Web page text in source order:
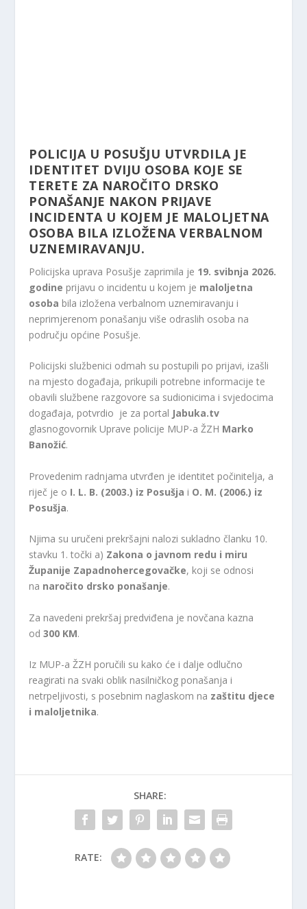
POLICIJA U POSUŠJU UTVRDILA JE
IDENTITET DVIJU OSOBA KOJE SE
TERETE ZA NAROČITO DRSKO
PONAŠANJE NAKON PRIJAVE
INCIDENTA U KOJEM JE MALOLJETNA
OSOBA BILA IZLOŽENA VERBALNOM
UZNEMIRAVANJU.
Policijska uprava Posušje zaprimila je 19. svibnja 2026.
godine prijavu o incidentu u kojem je maloljetna
osoba bila izložena verbalnom uznemiravanju i
neprimjerenom ponašanju više odraslih osoba na
području općine Posušje.
Policijski službenici odmah su postupili po prijavi, izašli
na mjesto događaja, prikupili potrebne informacije te
obavili službene razgovore sa sudionicima i svjedocima
događaja, potvrdio je za portal Jabuka.tv
glasnogovornik Uprave policije MUP-a ŽZH Marko
Banožić.
Provedenim radnjama utvrđen je identitet počinitelja, a
riječ je o I. L. B. (2003.) iz Posušja i O. M. (2006.) iz
Posušja.
Njima su uručeni prekršajni nalozi sukladno članku 10.
stavku 1. točki a) Zakona o javnom redu i miru
Županije Zapadnohercegovačke, koji se odnosi
na naročito drsko ponašanje.
Za navedeni prekršaj predviđena je novčana kazna
od300 KM.
Iz MUP-a ŽZH poručili su kako će i dalje odlučno
reagirati na svaki oblik nasilničkog ponašanja i
netrpeljivosti, s posebnim naglaskom na zaštitu djece
i maloljetnika.
SHARE:
RATE: